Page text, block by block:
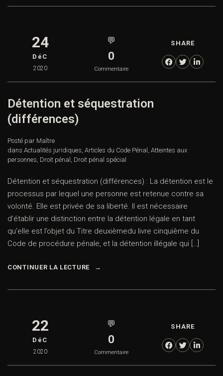
24
DéC
2020
💬
0
Commentaire
SHARE
Détention et séquestration
(différences)
Posté par Maître
dans Actualités juridiques, Articles du Code Pénal , Atteintes aux
personnes, Droit pénal , Droit pénal spécial
Détention et séquestration (différences) : La détention est le
processus par lequel une personne est retenue contre sa
volonté. Elle est privée de sa liberté. Il est nécessaire
d’établir une distinction entre la détention légale en tant
qu’elle est l’objet du Titre deuxièmedu livre cinquième du
Code de procédure pénale, et la détention illégale qui […]
CONTINUER LA LECTURE
22
DéC
2020
💬
0
Commentaire
SHARE